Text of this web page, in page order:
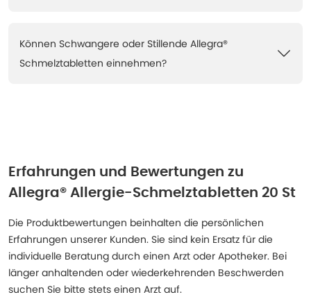
Können Schwangere oder Stillende Allegra®
Schmelztabletten einnehmen?
Erfahrungen und Bewertungen zu
Allegra® Allergie-Schmelztabletten 20 St
Die Produktbewertungen beinhalten die persönlichen
Erfahrungen unserer Kunden. Sie sind kein Ersatz für die
individuelle Beratung durch einen Arzt oder Apotheker. Bei
länger anhaltenden oder wiederkehrenden Beschwerden
suchen Sie bitte stets einen Arzt auf.